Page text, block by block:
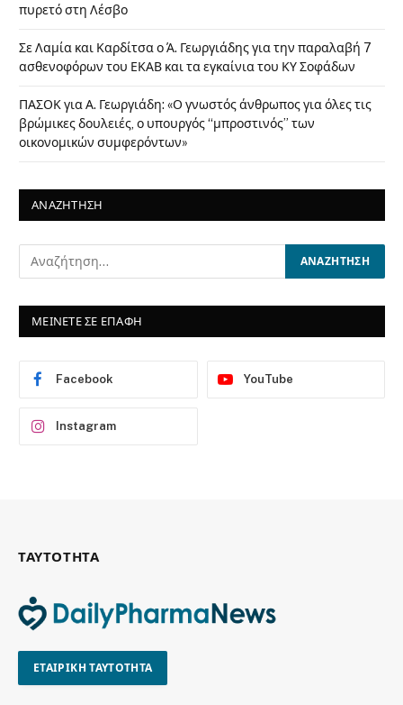
πυρετό στη Λέσβο
Σε Λαμία και Καρδίτσα ο Ά. Γεωργιάδης για την παραλαβή 7
ασθενοφόρων του ΕΚΑΒ και τα εγκαίνια του ΚΥ Σοφάδων
ΠΑΣΟΚ για Α. Γεωργιάδη: «Ο γνωστός άνθρωπος για όλες τις
βρώμικες δουλειές, ο υπουργός “μπροστινός” των
οικονομικών συμφερόντων»
ΑΝΑΖΗΤΗΣΗ
ΜΕΙΝΕΤΕ ΣΕ ΕΠΑΦΗ
Facebook YouTube
Instagram
ΤΑΥΤΟΤΗΤΑ
ΕΤΑΙΡΙΚΗ ΤΑΥΤΟΤΗΤΑ